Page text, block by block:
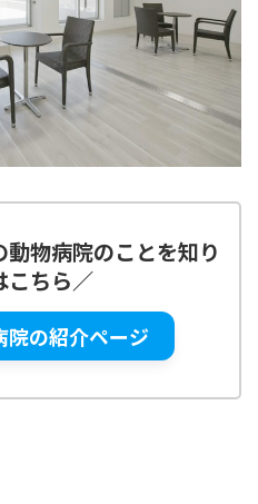
物病院のことを知り
こちら／
院の紹介ページ